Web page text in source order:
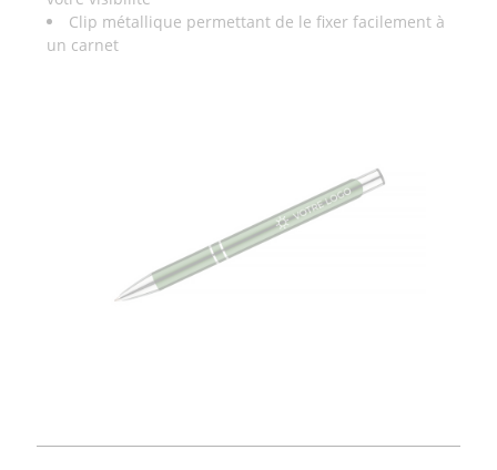
Clip métallique permettant de le fixer facilement à
un carnet